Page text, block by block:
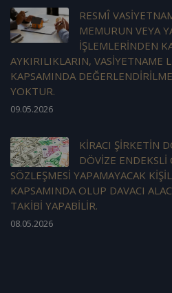
RESMÎ
MEMURUN VEYA
İŞLEMLERİNDEN
AYKIRILIKLARIN, VASİYETNAME
KAPSAMINDA
YOKTUR.
09.05.2026
KİRACI ŞİRKETİN
DÖVİZE ENDEKSLİ
SÖZLEŞMESİ YAPAMAYACAK
KAPSAMINDA OLUP DAVACI
TAKİBİ YAPABİLİR.
08.05.2026